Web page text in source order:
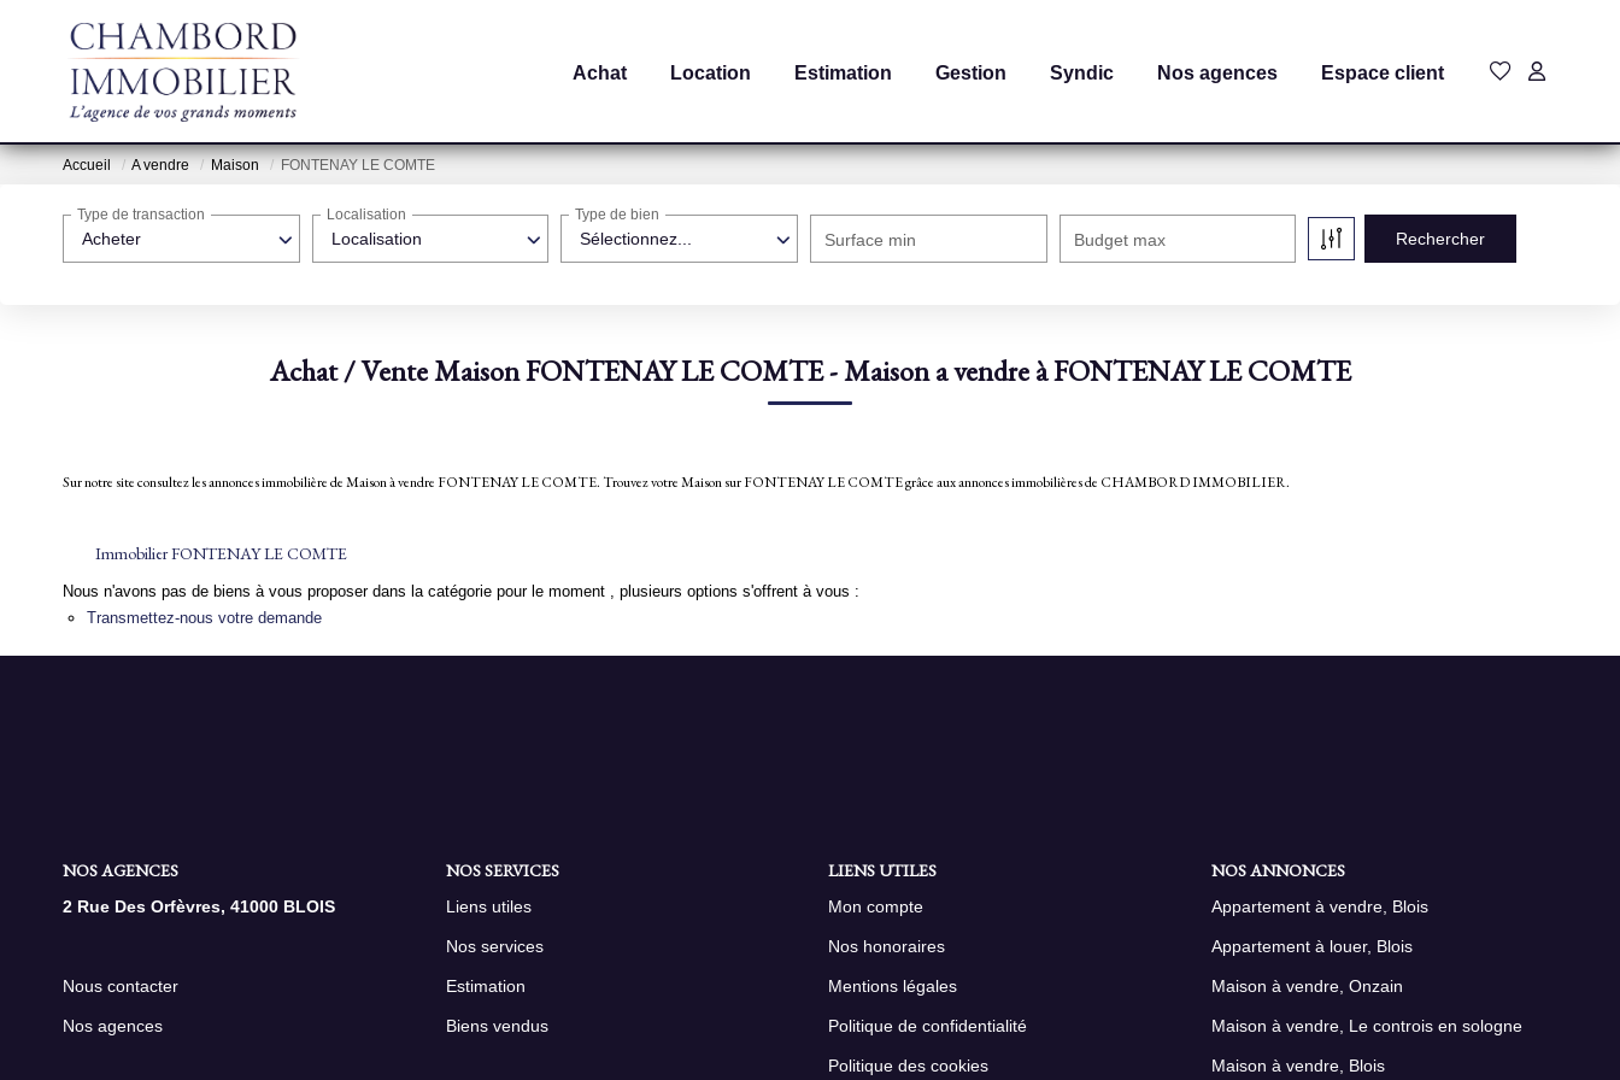
Achat Location Estimation Gestion Syndic Nos agences Espace client
Accueil A vendre Maison FONTENAY LE COMTE
Acheter
Type de transaction
Localisation
Localisation
Sélectionnez...
Type de bien
Surface min Budget max
Achat / Vente Maison FONTENAY LE COMTE - Maison a vendre à FONTENAY LE COMTE
Sur notre site consultez les annonces immobilière de Maison à vendre FONTENAY LE COMTE. Trouvez votre Maison sur FONTENAY LE COMTE grâce aux annonces immobilières de CHAMBORD IMMOBILIER.
Immobilier FONTENAY LE COMTE
Nous n'avons pas de biens à vous proposer dans la catégorie pour le moment , plusieurs options s'offrent à vous :
Transmettez-nous votre demande
NOS AGENCES
2 Rue Des Orfèvres, 41000 BLOIS
Nous contacter
Nos agences
NOS SERVICES
Liens utiles
Nos services
Estimation
Biens vendus
LIENS UTILES
Mon compte
Nos honoraires
Mentions légales
Politique de confidentialité
Politique des cookies
NOS ANNONCES
Appartement à vendre, Blois
Appartement à louer, Blois
Maison à vendre, Onzain
Maison à vendre, Le controis en sologne
Maison à vendre, Blois